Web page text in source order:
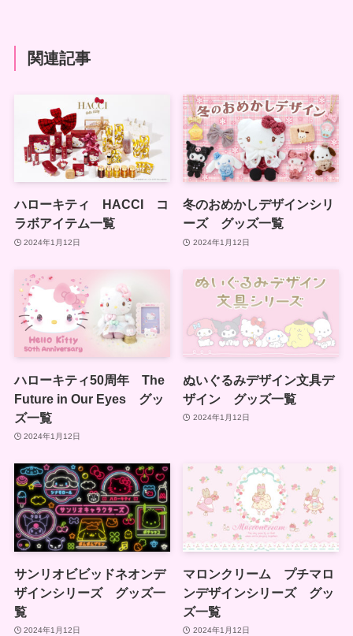
関連記事
ハローキティ HACCI コ
ラボアイテム一覧
2024年1月12日
冬のおめかしデザインシリ
ーズ グッズ一覧
2024年1月12日
ハローキティ50周年 The
Future in Our Eyes グッ
ズ一覧
2024年1月12日
ぬいぐるみデザイン文具デ
ザイン グッズ一覧
2024年1月12日
サンリオビビッドネオンデ
ザインシリーズ グッズ一
覧
2024年1月12日
マロンクリーム プチマロ
ンデザインシリーズ グッ
ズ一覧
2024年1月12日